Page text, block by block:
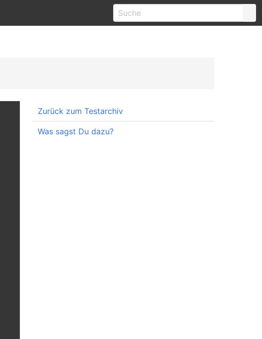
Zurück zum Testarchiv
Was sagst Du dazu?